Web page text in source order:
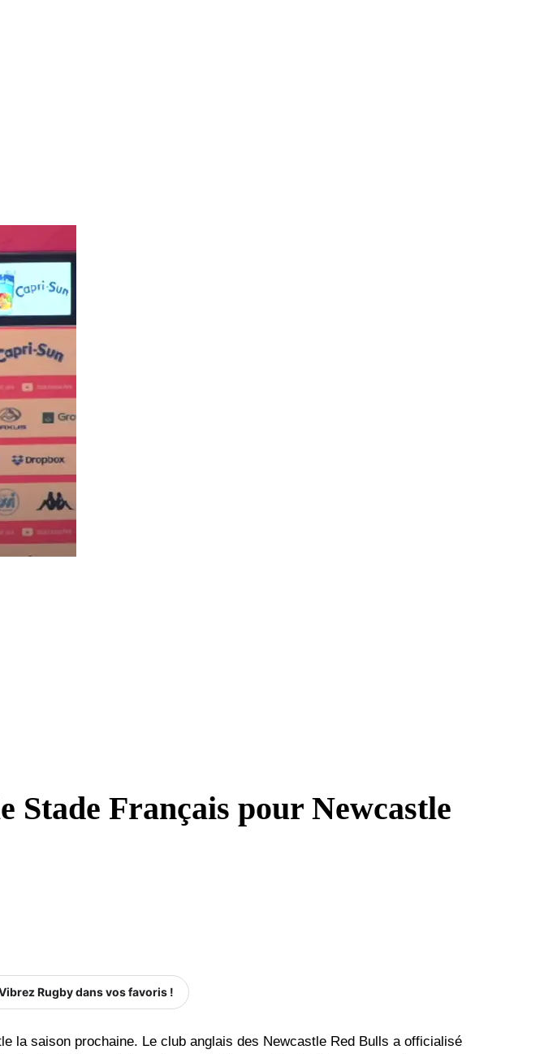
Français pour Newcastle
Rugby dans vos favoris !
la saison prochaine. Le club anglais des Newcastle Red Bulls a officialisé